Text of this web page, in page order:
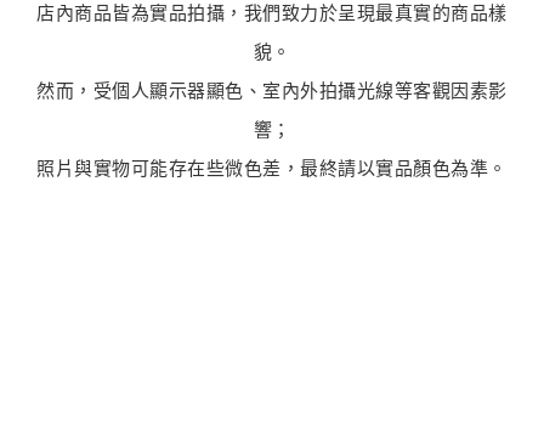
店內商品皆為實品拍攝，我們致力於呈現最真實的商品樣
貌。
然而，受個人顯示器顯色、室內外拍攝光線等客觀因素影
響；
照片與實物可能存在些微色差，最終請以實品顏色為準。